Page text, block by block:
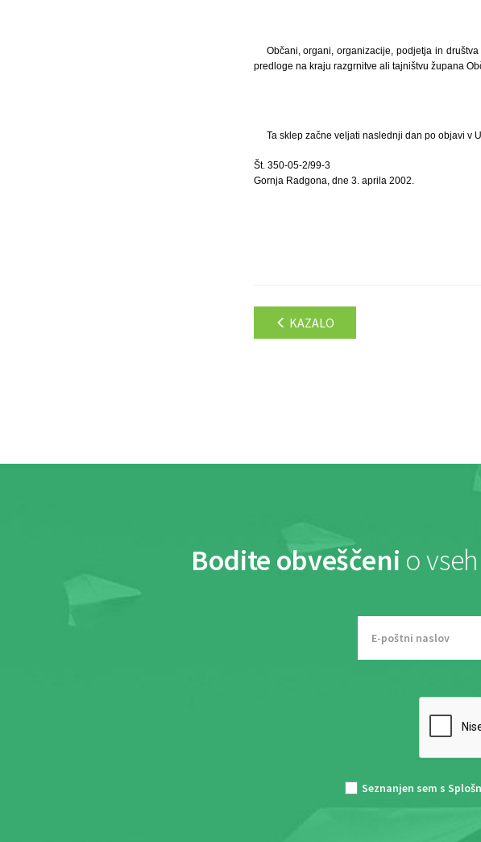
Občani, organi, organizacije, podjetja in
predloge na kraju razgrnitve ali tajništvu župana
Ta sklep začne veljati naslednji dan po objavi v
Št. 350-05-2/99-3
Gornja Radgona, dne 3. aprila 2002.
KAZALO
Bodite obveščeni o
Seznanjen sem s